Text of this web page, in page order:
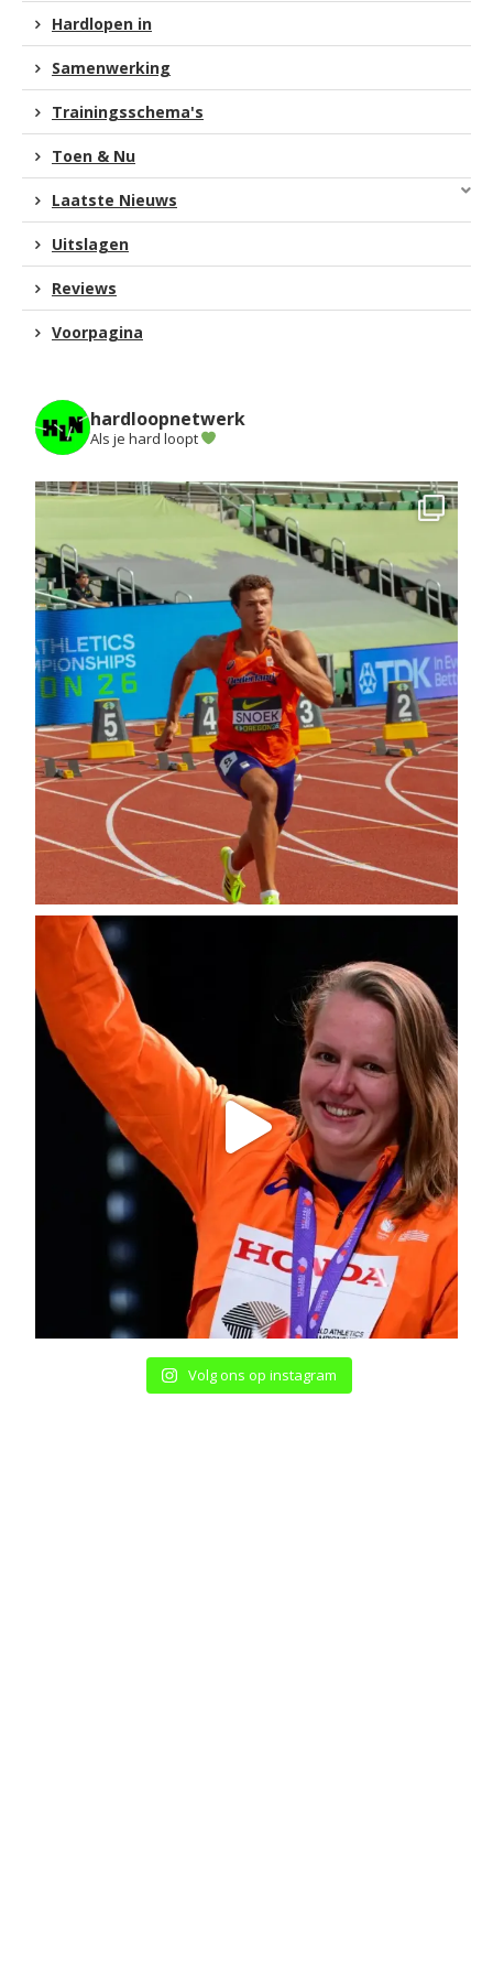
Hardlopen in
Samenwerking
Trainingsschema's
Toen & Nu
Laatste Nieuws
Uitslagen
Reviews
Voorpagina
hardloopnetwerk
Als je hard loopt
Volg ons op instagram